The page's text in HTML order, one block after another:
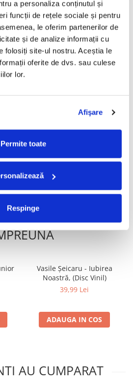
a personaliza conținutul și
funcții de rețele sociale și pentru
le oferim partenerilor de
și de analize informații cu
folosiți site-ul nostru. Aceștia le
oferite de dvs. sau culese
lor.
Afişare
Permite toate
Respinge
ALTERNATIVE
Mirabela Dauer - De Dragul
CUMPARATE
Vasile Șeicaru - Iubirea
Noastră, (Disc Vinil)
39,99 Lei
ADAUGA IN COS
AU CUMPARAT